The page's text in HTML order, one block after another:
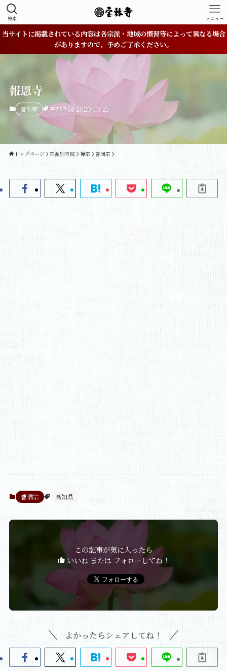
検索 メニュー
当サイトに掲載されている内容は各宗派・地域の慣習等によって異なる場合
がありますので、予めご了承ください。
報恩寺
曹洞宗 高知県 2020-10-25
トップページ 宗派別寺院 禅宗 曹洞宗
曹洞宗 高知県
この記事が気に入ったら
いいね または フォローしてね！
よかったらシェアしてね！